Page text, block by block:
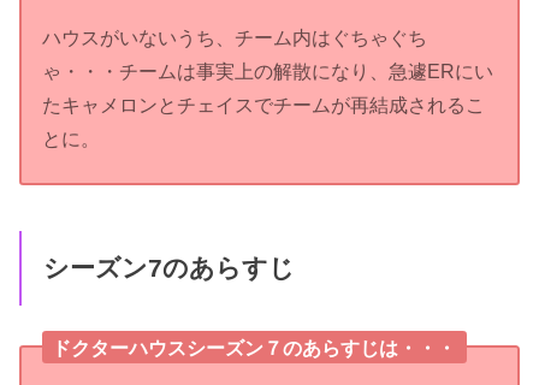
ハウスがいないうち、チーム内はぐちゃぐち
ゃ・・・チームは事実上の解散になり、急遽ERにい
たキャメロンとチェイスでチームが再結成されるこ
とに。
シーズン7のあらすじ
ドクターハウスシーズン７のあらすじは・・・